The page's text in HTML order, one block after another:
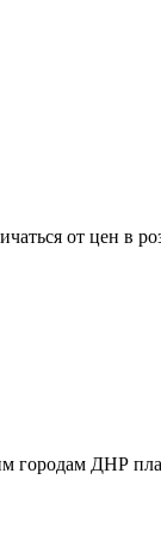
от цен в
городам ДНР